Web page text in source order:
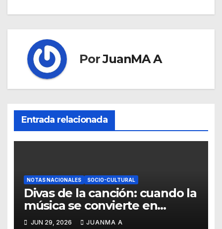
PorJuanMA A
Entrada relacionada
NOTAS NACIONALES SOCIO-CULTURAL
Divas de la canción: cuando la
música se convierte en
pintura
JUN 29, 2026 JUANMA A